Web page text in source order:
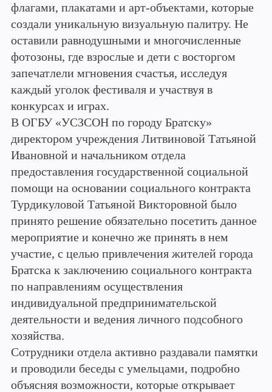
флагами, плакатами и арт-объектами, которые
создали уникальную визуальную палитру. Не
оставили равнодушными и многочисленные
фотозоны, где взрослые и дети с восторгом
запечатлели мгновения счастья, исследуя
каждый уголок фестиваля и участвуя в
конкурсах и играх.
В ОГБУ «УСЗСОН по городу Братску»
директором учреждения Литвиновой Татьяной
Ивановной и начальником отдела
предоставления государственной социальной
помощи на основании социального контракта
Турдикуловой Татьяной Викторовной было
принято решение обязательно посетить данное
мероприятие и конечно же принять в нем
участие, с целью привлечения жителей города
Братска к заключению социального контракта
по направлениям осуществления
индивидуальной предпринимательской
деятельности и ведения личного подсобного
хозяйства.
Сотрудники отдела активно раздавали памятки
и проводили беседы с умельцами, подробно
объясняя возможности, которые открывает